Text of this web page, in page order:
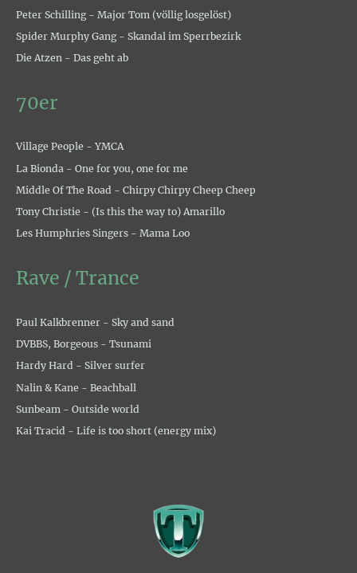
Peter Schilling - Major Tom (völlig losgelöst)
Spider Murphy Gang - Skandal im Sperrbezirk
Die Atzen - Das geht ab
70er
Village People - YMCA
La Bionda - One for you, one for me
Middle Of The Road - Chirpy Chirpy Cheep Cheep
Tony Christie - (Is this the way to) Amarillo
Les Humphries Singers - Mama Loo
Rave / Trance
Paul Kalkbrenner - Sky and sand
DVBBS, Borgeous - Tsunami
Hardy Hard - Silver surfer
Nalin & Kane - Beachball
Sunbeam - Outside world
Kai Tracid - Life is too short (energy mix)